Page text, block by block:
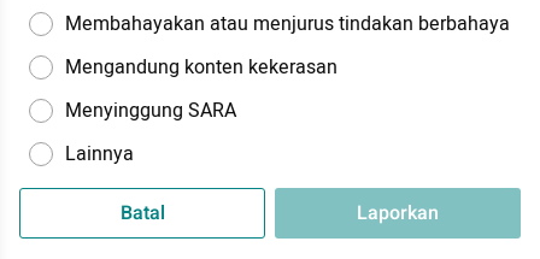
Membahayakan atau menjurus tindakan berbahaya
Mengandung konten kekerasan
Menyinggung SARA
Lainnya
Batal Laporkan